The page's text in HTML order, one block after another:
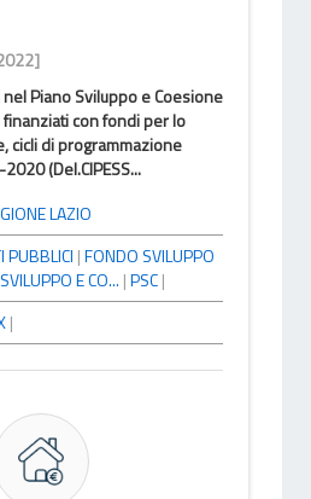
Piano Sviluppo e Coesione
con fondi per lo
cicli di programmazione
(Del.CIPESS...
LAZIO
PUBBLICI |FONDO SVILUPPO
E CO... |PSC|
|